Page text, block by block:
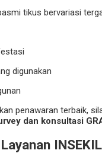
tikus bervariasi
digunakan
penawaran terbaik,
dan konsultasi
INSEKIL